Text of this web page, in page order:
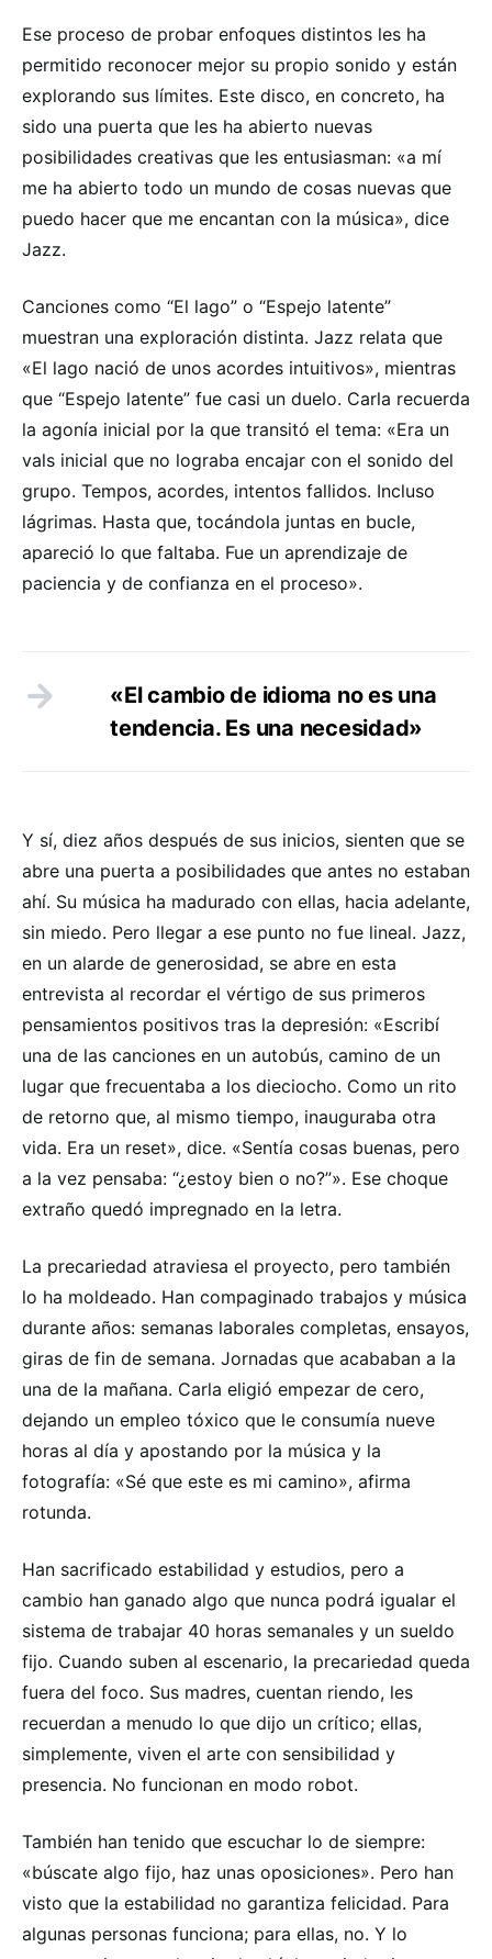
Ese proceso de probar enfoques distintos les ha
permitido reconocer mejor su propio sonido y están
explorando sus límites. Este disco, en concreto, ha
sido una puerta que les ha abierto nuevas
posibilidades creativas que les entusiasman: «a mí
me ha abierto todo un mundo de cosas nuevas que
puedo hacer que me encantan con la música», dice
Jazz.
Canciones como “El lago” o “Espejo latente”
muestran una exploración distinta. Jazz relata que
«El lago nació de unos acordes intuitivos», mientras
que “Espejo latente” fue casi un duelo. Carla recuerda
la agonía inicial por la que transitó el tema: «Era un
vals inicial que no lograba encajar con el sonido del
grupo. Tempos, acordes, intentos fallidos. Incluso
lágrimas. Hasta que, tocándola juntas en bucle,
apareció lo que faltaba. Fue un aprendizaje de
paciencia y de confianza en el proceso».
«El cambio de idioma no es una
tendencia. Es una necesidad»
Y sí, diez años después de sus inicios, sienten que se
abre una puerta a posibilidades que antes no estaban
ahí. Su música ha madurado con ellas, hacia adelante,
sin miedo. Pero llegar a ese punto no fue lineal. Jazz,
en un alarde de generosidad, se abre en esta
entrevista al recordar el vértigo de sus primeros
pensamientos positivos tras la depresión: «Escribí
una de las canciones en un autobús, camino de un
lugar que frecuentaba a los dieciocho. Como un rito
de retorno que, al mismo tiempo, inauguraba otra
vida. Era un reset», dice. «Sentía cosas buenas, pero
a la vez pensaba: “¿estoy bien o no?”». Ese choque
extraño quedó impregnado en la letra.
La precariedad atraviesa el proyecto, pero también
lo ha moldeado. Han compaginado trabajos y música
durante años: semanas laborales completas, ensayos,
giras de fin de semana. Jornadas que acababan a la
una de la mañana. Carla eligió empezar de cero,
dejando un empleo tóxico que le consumía nueve
horas al día y apostando por la música y la
fotografía: «Sé que este es mi camino», afirma
rotunda.
Han sacrificado estabilidad y estudios, pero a
cambio han ganado algo que nunca podrá igualar el
sistema de trabajar 40 horas semanales y un sueldo
fijo. Cuando suben al escenario, la precariedad queda
fuera del foco. Sus madres, cuentan riendo, les
recuerdan a menudo lo que dijo un crítico; ellas,
simplemente, viven el arte con sensibilidad y
presencia. No funcionan en modo robot.
También han tenido que escuchar lo de siempre:
«búscate algo fijo, haz unas oposiciones». Pero han
visto que la estabilidad no garantiza felicidad. Para
algunas personas funciona; para ellas, no. Y lo